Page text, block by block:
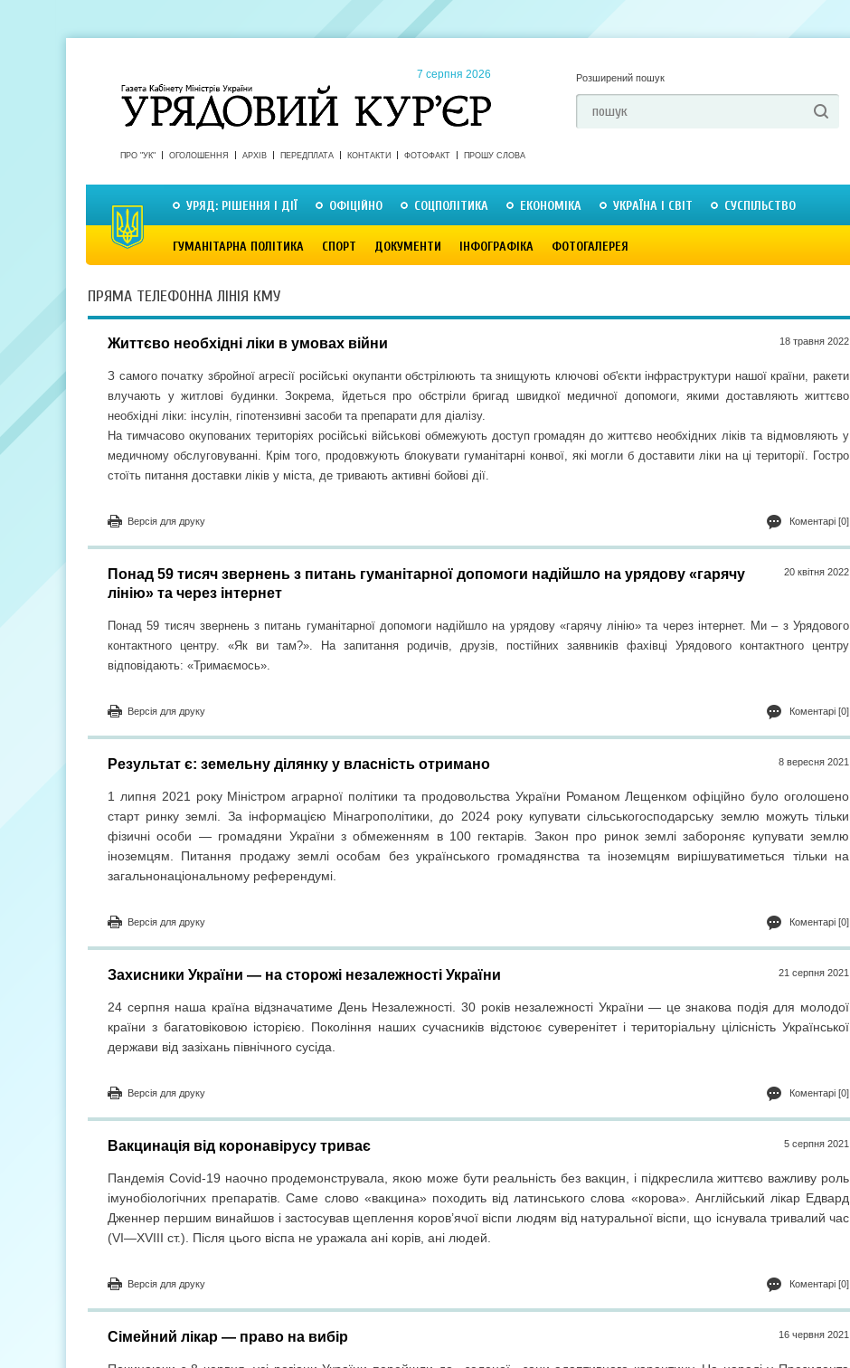
7 серпня 2026 Розширений пошук
ПРО "УК" ОГОЛОШЕННЯ АРХІВ ПЕРЕДПЛАТА КОНТАКТИ ФОТОФАКТ ПРОШУ СЛОВА
УРЯД: РІШЕННЯ І ДІЇ ОФІЦІЙНО СОЦПОЛІТИКА ЕКОНОМІКА УКРАЇНА І СВІТ СУСПІЛЬСТВО
ГУМАНІТАРНА ПОЛІТИКА СПОРТ ДОКУМЕНТИ ІНФОГРАФІКА ФОТОГАЛЕРЕЯ
ПРЯМА ТЕЛЕФОННА ЛІНІЯ КМУ
18 травня 2022
Життєво необхідні ліки в умовах війни
З самого початку збройної агресії російські окупанти обстрілюють та знищують ключові об'єкти інфраструктури нашої країни, ракети
влучають у житлові будинки. Зокрема, йдеться про обстріли бригад швидкої медичної допомоги, якими доставляють життєво
необхідні ліки: інсулін, гіпотензивні засоби та препарати для діалізу.
На тимчасово окупованих територіях російські військові обмежують доступ громадян до життєво необхідних ліків та відмовляють у
медичному обслуговуванні. Крім того, продовжують блокувати гуманітарні конвої, які могли б доставити ліки на ці території. Гостро
стоїть питання доставки ліків у міста, де тривають активні бойові дії.
Коментарі [0]
Версія для друку
20 квiтня 2022
Понад 59 тисяч звернень з питань гуманітарної допомоги надійшло на урядову «гарячу
лінію» та через інтернет
Понад 59 тисяч звернень з питань гуманітарної допомоги надійшло на урядову «гарячу лінію» та через інтернет. Ми – з Урядового
контактного центру. «Як ви там?». На запитання родичів, друзів, постійних заявників фахівці Урядового контактного центру
відповідають: «Тримаємось».
Коментарі [0]
Версія для друку
8 вересня 2021
Результат є: земельну ділянку у власність отримано
1 липня 2021 року Міністром аграрної політики та продовольства України Романом Лещенком офіційно було оголошено
старт ринку землі. За інформацією Мінагрополітики, до 2024 року купувати сільськогосподарську землю можуть тільки
фізичні особи — громадяни України з обмеженням в 100 гектарів. Закон про ринок землі забороняє купувати землю
іноземцям. Питання продажу землі особам без українського громадянства та іноземцям вирішуватиметься тільки на
загальнонаціональному референдумі.
Коментарі [0]
Версія для друку
21 серпня 2021
Захисники України — на сторожі незалежності України
24 серпня наша країна відзначатиме День Незалежності. 30 років незалежності України — це знакова подія для молодої
країни з багатовіковою історією. Покоління наших сучасників відстоює суверенітет і територіальну цілісність Української
держави від зазіхань північного сусіда.
Коментарі [0]
Версія для друку
5 серпня 2021
Вакцинація від коронавірусу триває
Пандемія Covid-19 наочно продемонструвала, якою може бути реальність без вакцин, і підкреслила життєво важливу роль
імунобіологічних препаратів. Саме слово «вакцина» походить від латинського слова «корова». Англійський лікар Едвард
Дженнер першим винайшов і застосував щеплення коров’ячої віспи людям від натуральної віспи, що існувала тривалий час
(VI—XVIII ст.). Після цього віспа не уражала ані корів, ані людей.
Коментарі [0]
Версія для друку
16 червня 2021
Сімейний лікар — право на вибір